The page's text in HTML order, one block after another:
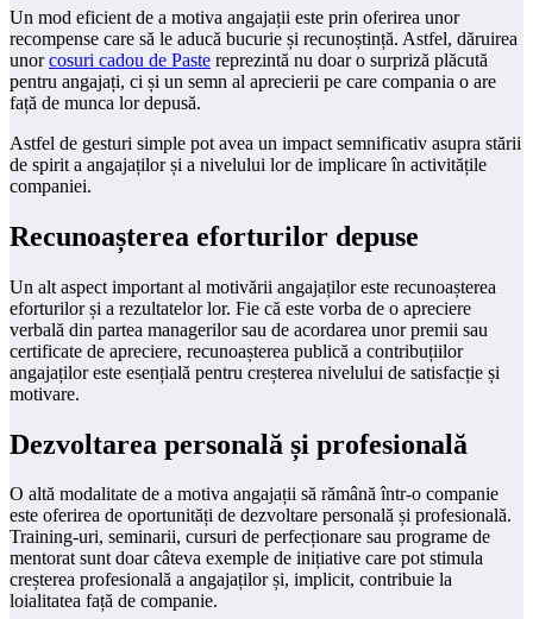
Un mod eficient de a motiva angajații este prin oferirea unor
recompense care să le aducă bucurie și recunoștință. Astfel, dăruirea
unorcosuri cadou de Paste reprezintă nu doar o surpriză plăcută
pentru angajați, ci și un semn al aprecierii pe care compania o are
față de munca lor depusă.
Astfel de gesturi simple pot avea un impact semnificativ asupra stării
de spirit a angajaților și a nivelului lor de implicare în activitățile
companiei.
Recunoașterea eforturilor depuse
Un alt aspect important al motivării angajaților este recunoașterea
eforturilor și a rezultatelor lor. Fie că este vorba de o apreciere
verbală din partea managerilor sau de acordarea unor premii sau
certificate de apreciere, recunoașterea publică a contribuțiilor
angajaților este esențială pentru creșterea nivelului de satisfacție și
motivare.
Dezvoltarea personală și profesională
O altă modalitate de a motiva angajații să rămână într-o companie
este oferirea de oportunități de dezvoltare personală și profesională.
Training-uri, seminarii, cursuri de perfecționare sau programe de
mentorat sunt doar câteva exemple de inițiative care pot stimula
creșterea profesională a angajaților și, implicit, contribuie la
loialitatea față de companie.